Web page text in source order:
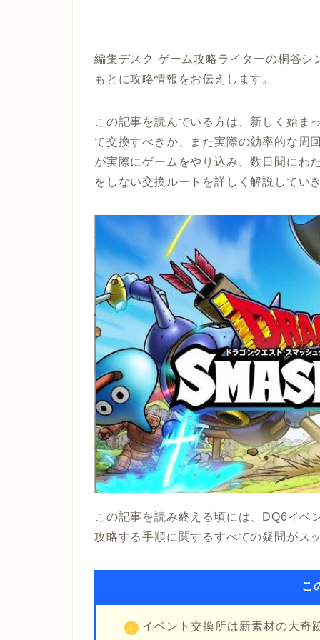
編集デスク ゲーム攻略ライターの桐谷
もとに攻略情報をお伝えします。
この記事を読んでいる方は、新しく始ま
て交換すべきか、また実際の効率的な周
が実際にゲームをやり込み、数日間にわ
をしない交換ルートを詳しく解説してい
この記事を読み終える頃には、DQ6イベ
攻略する手順に関するすべての疑問がス
こ
イベント交換所は新素材の大奇